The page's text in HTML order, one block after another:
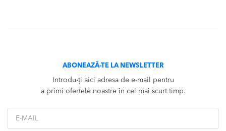
ABONEAZĂ-TE LA NEWSLETTER
Introdu-ți aici adresa de e-mail pentru
a primi ofertele noastre în cel mai scurt timp.